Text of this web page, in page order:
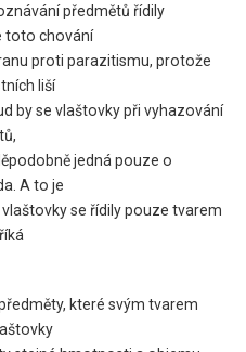
předmětů řídily
toto chování
proti parazitismu, protože
liší
by se vlaštovky při vyhazování
jedná pouze o
A to je
se řídily pouze tvarem
které svým tvarem